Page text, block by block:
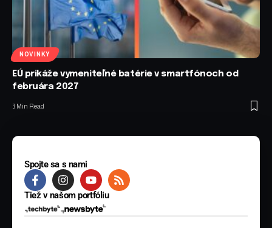
NOVINKY
EÚ prikáže vymeniteľné batérie v smartfónoch od
februára 2027
3 Min Read
Spojte sa s nami
Tiež v našom portfóliu